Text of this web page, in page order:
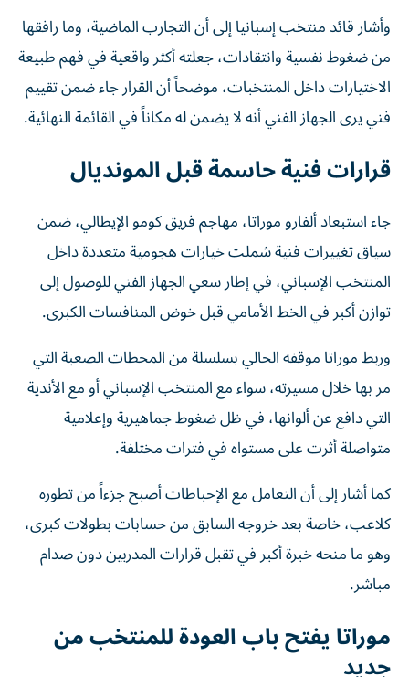
وأشار قائد منتخب إسبانيا إلى أن التجارب الماضية، وما رافقها
من ضغوط نفسية وانتقادات، جعلته أكثر واقعية في فهم طبيعة
الاختيارات داخل المنتخبات، موضحاً أن القرار جاء ضمن تقييم
فني يرى الجهاز الفني أنه لا يضمن له مكاناً في القائمة النهائية.
قرارات فنية حاسمة قبل المونديال
جاء استبعاد ألفارو موراتا، مهاجم فريق كومو الإيطالي، ضمن
سياق تغييرات فنية شملت خيارات هجومية متعددة داخل
المنتخب الإسباني، في إطار سعي الجهاز الفني للوصول إلى
توازن أكبر في الخط الأمامي قبل خوض المنافسات الكبرى.
وربط موراتا موقفه الحالي بسلسلة من المحطات الصعبة التي
مر بها خلال مسيرته، سواء مع المنتخب الإسباني أو مع الأندية
التي دافع عن ألوانها، في ظل ضغوط جماهيرية وإعلامية
متواصلة أثرت على مستواه في فترات مختلفة.
كما أشار إلى أن التعامل مع الإحباطات أصبح جزءاً من تطوره
كلاعب، خاصة بعد خروجه السابق من حسابات بطولات كبرى،
وهو ما منحه خبرة أكبر في تقبل قرارات المدربين دون صدام
مباشر.
موراتا يفتح باب العودة للمنتخب من
جديد